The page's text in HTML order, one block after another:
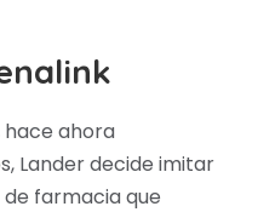
hace ahora
Lander decide imitar
farmacia que